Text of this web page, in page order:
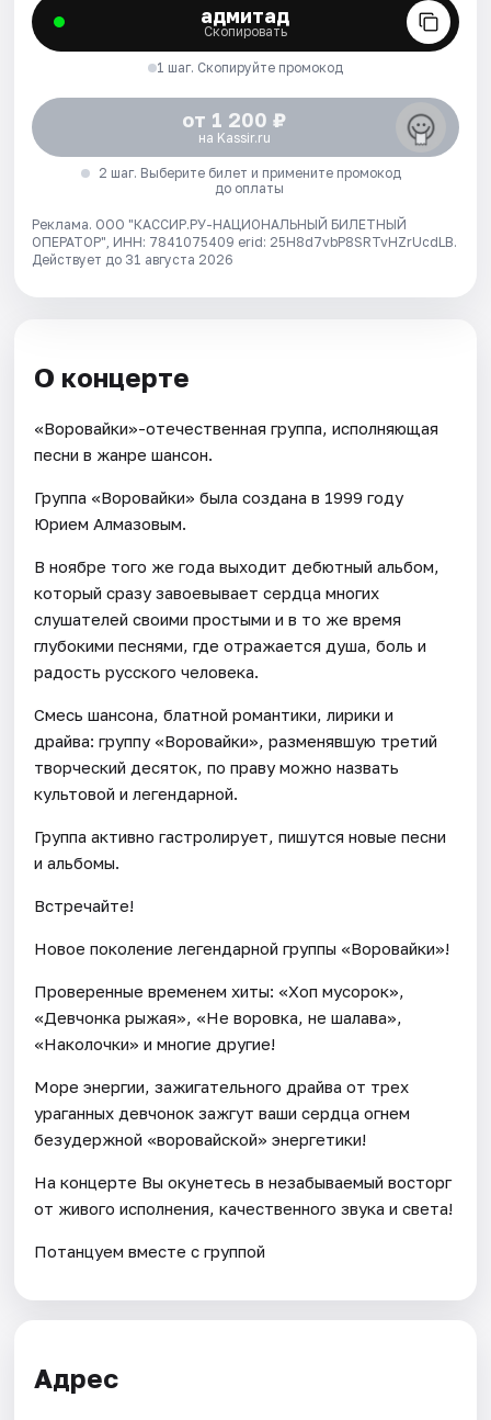
адмитад
Скопировать
1 шаг. Скопируйте промокод
от 1 200 ₽
на Kassir.ru
2 шаг. Выберите билет и примените промокод
до оплаты
Реклама. ООО "КАССИР.РУ-НАЦИОНАЛЬНЫЙ БИЛЕТНЫЙ
ОПЕРАТОР", ИНН: 7841075409 erid: 25H8d7vbP8SRTvHZrUcdLB.
Действует до 31 августа 2026
О концерте
«Воровайки»-отечественная группа, исполняющая
песни в жанре шансон.
Группа «Воровайки» была создана в 1999 году
Юрием Алмазовым.
В ноябре того же года выходит дебютный альбом,
который сразу завоевывает сердца многих
слушателей своими простыми и в то же время
глубокими песнями, где отражается душа, боль и
радость русского человека.
Смесь шансона, блатной романтики, лирики и
драйва: группу «Воровайки», разменявшую третий
творческий десяток, по праву можно назвать
культовой и легендарной.
Группа активно гастролирует, пишутся новые песни
и альбомы.
Встречайте!
Новое поколение легендарной группы «Воровайки»!
Проверенные временем хиты: «Хоп мусорок»,
«Девчонка рыжая», «Не воровка, не шалава»,
«Наколочки» и многие другие!
Море энергии, зажигательного драйва от трех
ураганных девчонок зажгут ваши сердца огнем
безудержной «воровайской» энергетики!
На концерте Вы окунетесь в незабываемый восторг
от живого исполнения, качественного звука и света!
Потанцуем вместе с группой
Адрес